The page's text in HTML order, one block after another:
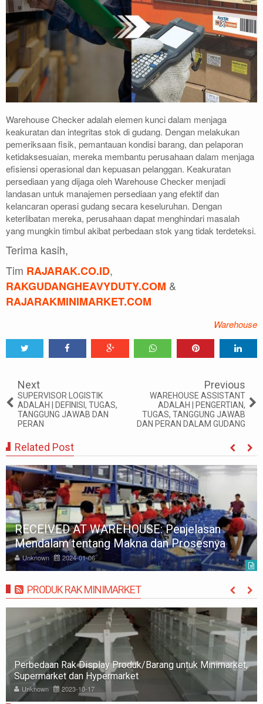
Warehouse Checker adalah elemen kunci dalam menjaga
keakuratan dan integritas stok di gudang. Dengan melakukan
pemeriksaan fisik, pemantauan kondisi barang, dan pelaporan
ketidaksesuaian, mereka membantu perusahaan dalam menjaga
efisiensi operasional dan kepuasan pelanggan. Keakuratan
persediaan yang dijaga oleh Warehouse Checker menjadi
landasan untuk manajemen persediaan yang efektif dan
kelancaran operasi gudang secara keseluruhan. Dengan
keterlibatan mereka, perusahaan dapat menghindari masalah
yang mungkin timbul akibat perbedaan stok yang tidak terdeteksi.
Terima kasih,
Tim RAJARAK.CO.ID,
RAKGUDANGHEAVYDUTY.COM &
RAJARAKMINIMARKET.COM
Warehouse
Next
SUPERVISOR LOGISTIK
ADALAH | DEFINISI, TUGAS,
TANGGUNG JAWAB DAN
PERAN
Previous
WAREHOUSE ASSISTANT
ADALAH | PENGERTIAN,
TUGAS, TANGGUNG JAWAB
DAN PERAN DALAM GUDANG
Related Post
WAREHOUSE: Penjelasan
Makna dan Prosesnya
01-06
Automated
(ASRS)
Unknown 2023-
PRODUK RAK MINIMARKET MORE
Rak Minimarket: Pengertian, Jenis, Fungsi, dan Tips
Memilih
Unknown 2023-10-09